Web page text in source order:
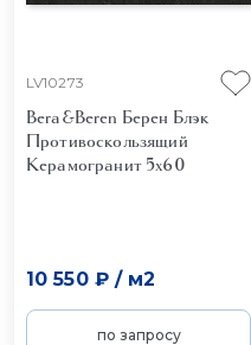
LV10273
Bera&Beren Берен Блэк
Противоскользящий
Керамогранит 5x60
10 550 ₽/ м2
по запросу